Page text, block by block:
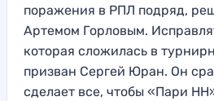
поражения в РПЛ подряд,
Артемом Горловым.
которая сложилась в
призван Сергей Юран. Он
сделает все, чтобы «Пари